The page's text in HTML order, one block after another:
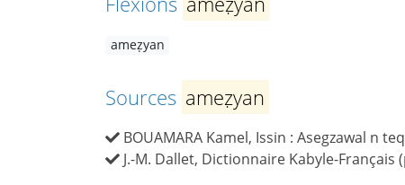
ameẓyan
Sources ameẓyan
BOUAMARA Kamel, Issin : Asegzawal n
J.-M. Dallet, Dictionnaire Kabyle-